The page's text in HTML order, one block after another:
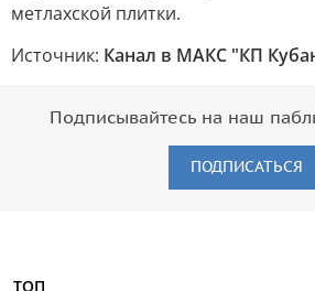
метлахской плитки.
Источник: Канал в МАКС "КП
Подписывайтесь на наш
ПОДПИСАТЬСЯ
ТОП